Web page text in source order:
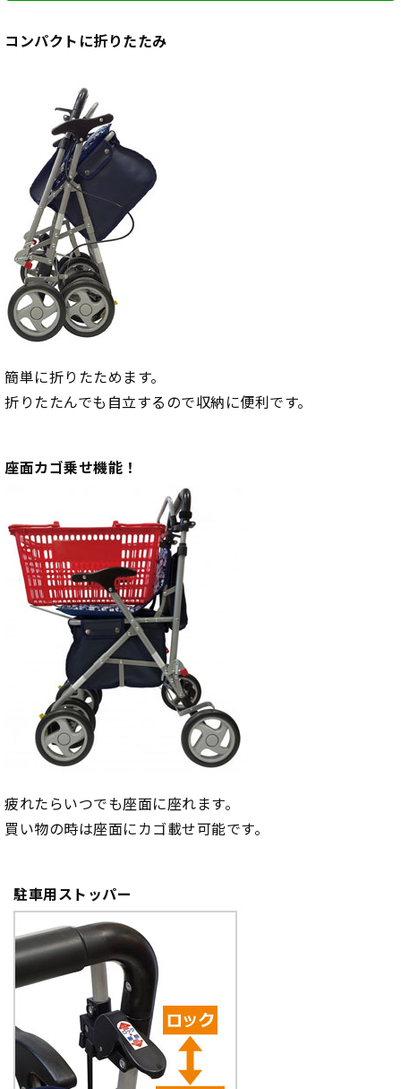
コンパクトに折りたたみ
簡単に折りたためます。
折りたたんでも自立するので収納に便利です。
座面カゴ乗せ機能！
疲れたらいつでも座面に座れます。
買い物の時は座面にカゴ載せ可能です。
駐車用ストッパー